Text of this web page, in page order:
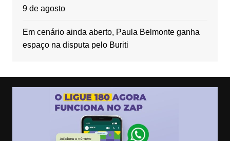
9 de agosto
Em cenário ainda aberto, Paula Belmonte ganha
espaço na disputa pelo Buriti